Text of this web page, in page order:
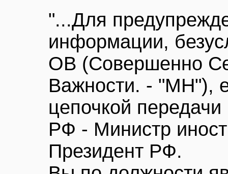
"...Для
информации,
ОВ (Совершенно
Важности. - "МН"),
цепочкой
РФ - Министр
Президент РФ.